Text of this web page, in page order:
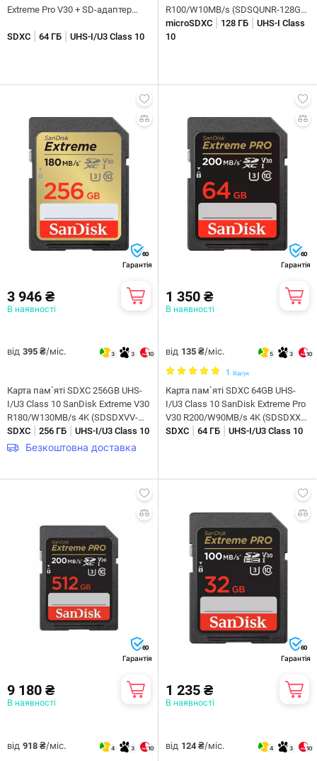
Extreme Pro V30 + SD-адаптер
SDXC
64 ГБ UHS-I/U3 Class 10
R100/W10MB/s (SDSQUNR-128G-
GN6MN)
microSDXC 128 ГБ
UHS-I Class
10
60
Гарантія
3 946 ₴
В наявності
від 395 ₴/міс. 3 3 10
Карта пам`яті SDXC 256GB UHS-
I/U3 Class 10 SanDisk Extreme V30
R180/W130MB/s 4K (SDSDXVV-
256G-GNCIN)
SDXC 256 ГБ UHS-I/U3 Class 10
Безкоштовна доставка
60
Гарантія
1 350 ₴
В наявності
від 135 ₴/міс. 5 3 10
1 Відгук
Карта пам`яті SDXC 64GB UHS-
I/U3 Class 10 SanDisk Extreme Pro
V30 R200/W90MB/s 4K (SDSDXXU-
064G-GN4IN)
SDXC 64 ГБ UHS-I/U3 Class 10
60
Гарантія
9 180 ₴
В наявності
від 918 ₴/міс. 4 3 10
60
Гарантія
1 235 ₴
В наявності
від 124 ₴/міс. 4 3 10